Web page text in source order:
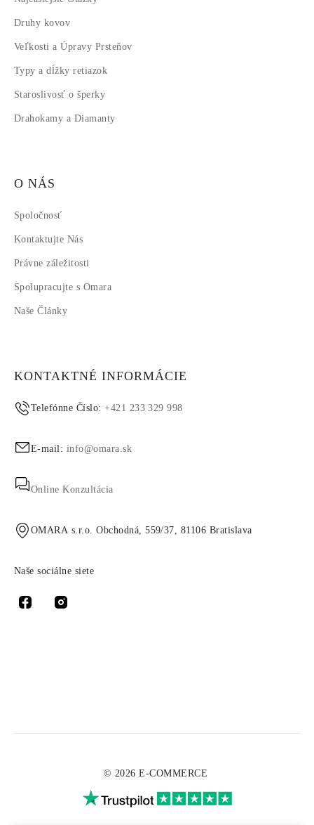
Druhy kovov
Veľkosti a Úpravy Prsteňov
Typy a dĺžky retiazok
Staroslivosť o šperky
Drahokamy a Diamanty
O NÁS
Spoločnosť
Kontaktujte Nás
Právne záležitosti
Spolupracujte s Omara
Naše Články
KONTAKTNÉ INFORMÁCIE
Telefónne Číslo:+421 233 329 998
E-mail: info@omara.sk
Online Konzultácia
OMARA s.r.o. Obchodná, 559/37, 81106 Bratislava
Naše sociálne siete
© 2026 E-COMMERCE